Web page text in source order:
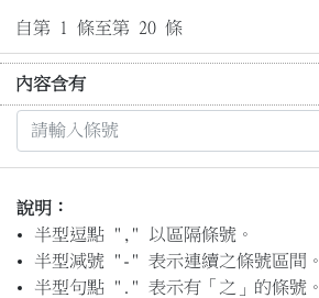
自第 1 條至第 20 條
內容含有
說明：
半型逗點 "," 以區隔條號。
半型減號 "-" 表示連續之條號區間。
半型句點 "." 表示有「之」的條號。